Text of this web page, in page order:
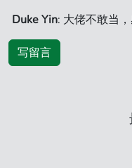
Duke Yin: 大佬不敢当
写留言